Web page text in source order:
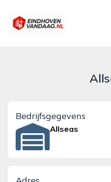
eindhovenvandaag.nl
Bedrijfsgegevens
Allseas